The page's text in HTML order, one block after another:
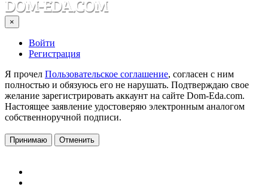
×
Войти
Регистрация
Я прочел Пользовательское соглашение, согласен с ним
полностью и обязуюсь его не нарушать. Подтверждаю свое
желание зарегистрировать аккаунт на сайте Dom-Eda.com.
Настоящее заявление удостоверяю электронным аналогом
собственноручной подписи.
Принимаю Отменить